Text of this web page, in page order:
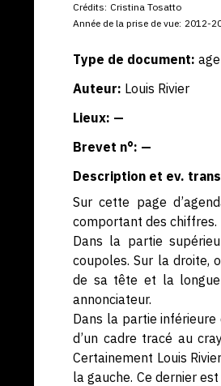
Crédits: Cristina Tosatto
Année de la prise de vue: 2012-
Type de document:
Auteur: Louis Rivier
Lieux: —
Brevet n°: —
Description et ev.
Sur cette page
comportant des chiffres.
Dans la partie
coupoles. Sur la droite,
de sa tête et la longue
annonciateur.
Dans la partie inférieure
d’un cadre tracé au
Certainement Louis
la gauche. Ce dernier